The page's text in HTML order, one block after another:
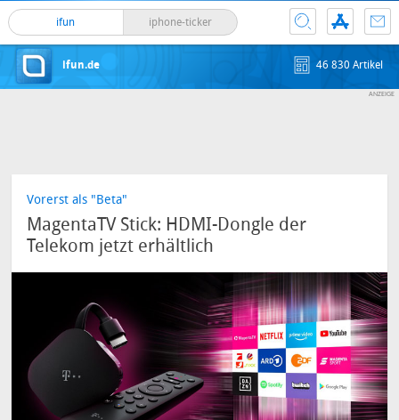
ifun iphone-ticker
ifun.de 46 830 Artikel
Vorerst als "Beta"
MagentaTV Stick: HDMI-Dongle der
Telekom jetzt erhältlich